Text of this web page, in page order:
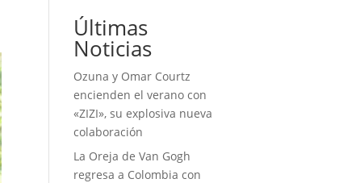
Últimas
Noticias
Ozuna y Omar Courtz
encienden el verano con
«ZIZI», su explosiva nueva
colaboración
La Oreja de Van Gogh
regresa a Colombia con